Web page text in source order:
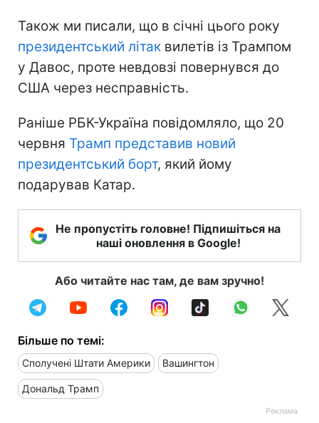
Також ми писали, що в січні цього року
президентський літак вилетів із Трампом
у Давос, проте невдовзі повернувся до
США через несправність.
Раніше РБК-Україна повідомляло, що 20
червня Трамп представив новий
президентський борт, який йому
подарував Катар.
Не пропустіть головне! Підпишіться на
наші оновлення в Google!
Або читайте нас там, де вам зручно!
Більше по темі:
Сполучені Штати Америки Вашингтон
Дональд Трамп